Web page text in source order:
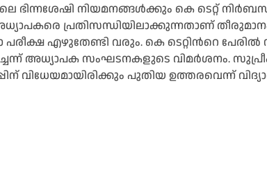
നിയമനങ്ങള്‍ക്കും കെ ടെറ്റ്
പ്രതിസന്ധിയിലാക്കുന്നതാണ്
എഴുതേണ്ടി വരും. കെ ടെറ്റിന്‍റെ പേരില്‍
അധ്യാപക സംഘടനകളുടെ വിമർശനം.
വിധേയമായിരിക്കും പുതിയ ഉത്തരവെന്ന്